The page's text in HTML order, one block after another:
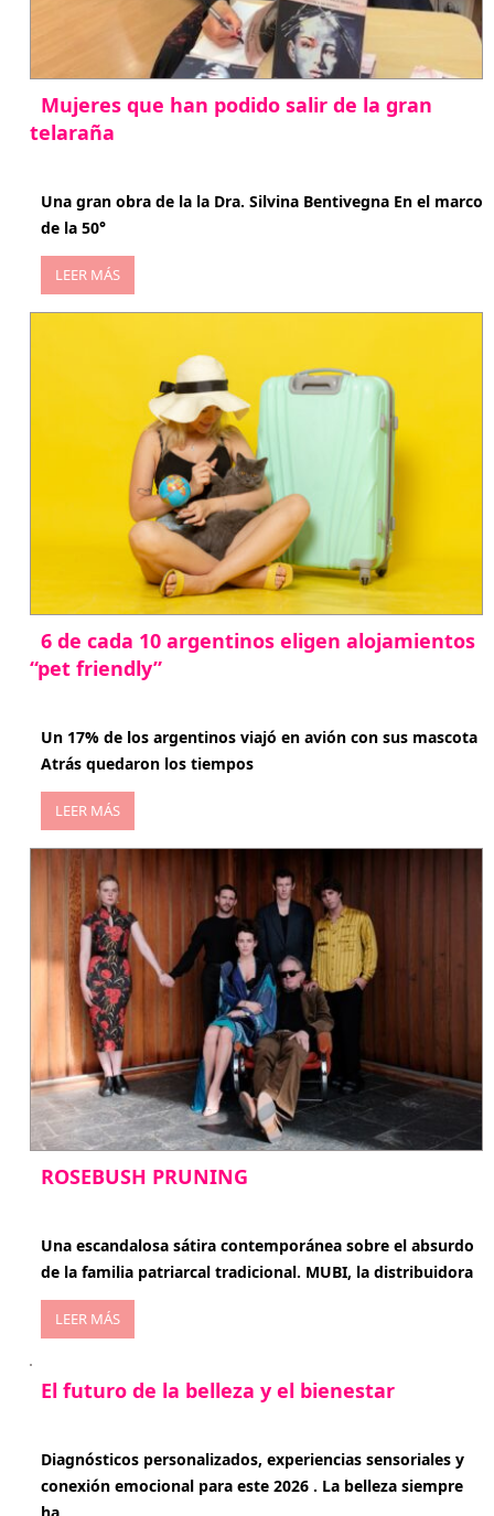
Mujeres que han podido salir de la gran
telaraña
Una gran obra de la la Dra. Silvina Bentivegna En el marco
de la 50°
LEER MÁS
6 de cada 10 argentinos eligen alojamientos
“pet friendly”
Un 17% de los argentinos viajó en avión con sus mascota
Atrás quedaron los tiempos
LEER MÁS
ROSEBUSH PRUNING
Una escandalosa sátira contemporánea sobre el absurdo
de la familia patriarcal tradicional. MUBI, la distribuidora
LEER MÁS
El futuro de la belleza y el bienestar
Diagnósticos personalizados, experiencias sensoriales y
conexión emocional para este 2026 . La belleza siempre